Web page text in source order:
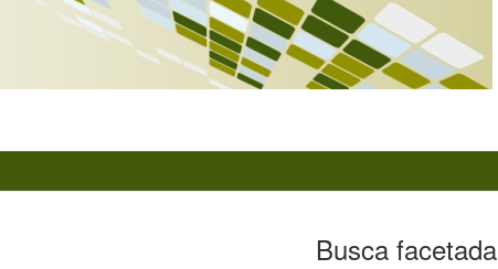
Busca facetada